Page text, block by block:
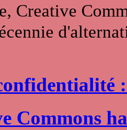
Creative
Commons